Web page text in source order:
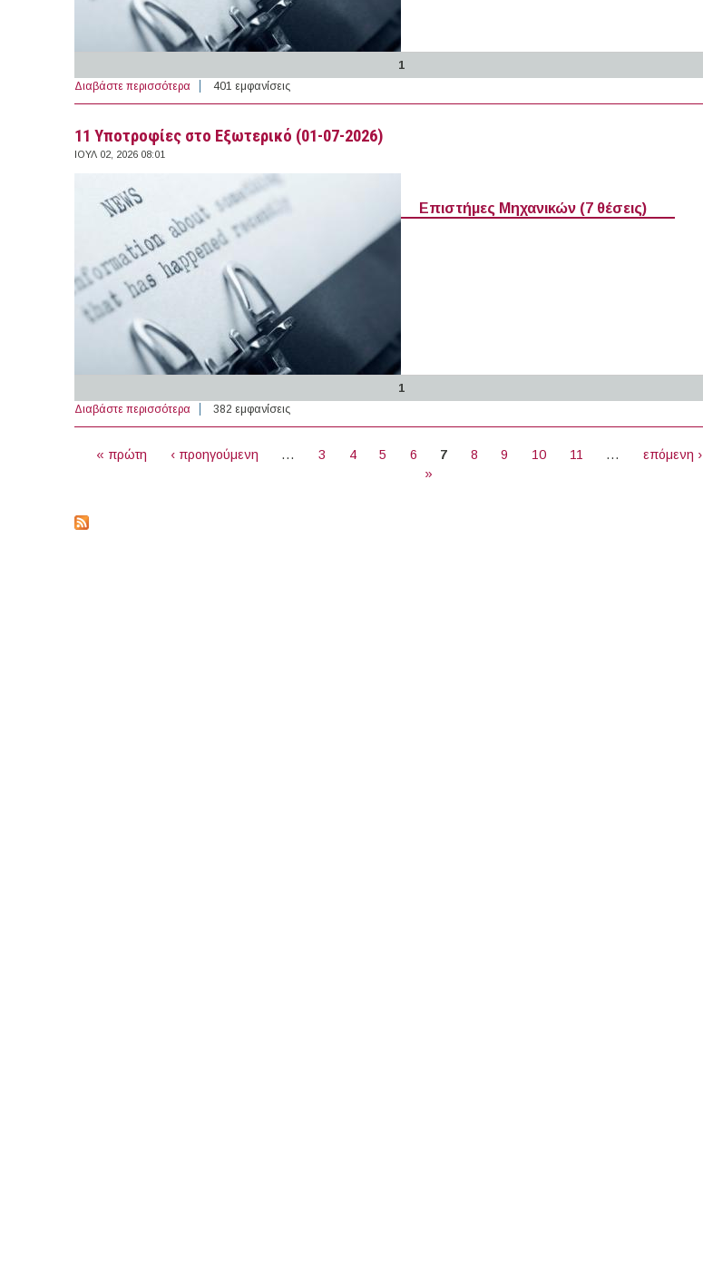
1
Διαβάστε περισσότερα για 25 Υποτροφίες στο Εξωτερικό (02-07-2026)
401 εμφανίσεις
11 Υποτροφίες στο Εξωτερικό (01-07-2026)
ΙΟΥΛ 02, 2026 08:01
Επιστήμες Μηχανικών (7 θέσεις)
1
Διαβάστε περισσότερα για 11 Υποτροφίες στο Εξωτερικό (01-07-2026)
382 εμφανίσεις
« πρώτη ‹ προηγούμενη … 3 4 5 6 7 8 9 10 11 … επόμενη ›
»